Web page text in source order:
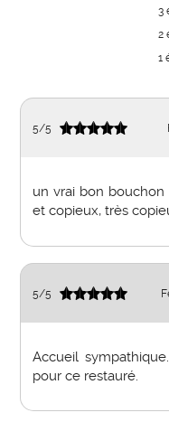
3
2
1
5/5
un vrai bon bouchon
et copieux, très
5/5
Accueil
pour ce restauré.